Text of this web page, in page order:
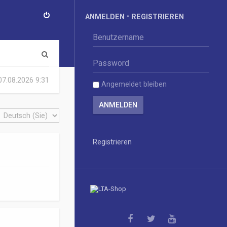
e
9:31
ANMELDEN • REGISTRIEREN
Angemeldet bleiben
Registrieren